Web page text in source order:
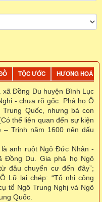
TỘC ƯỚC HƯƠNG HOẢ
xã Đồng Du huyện Bình Lục
- chưa rõ gốc. Phả họ Ô
Quốc, nhưng bà con
thể liên quan đến sự kiện
Trịnh năm 1600 nên dấu
anh ruột Ngô Đức Nhân -
Đồng Du. Gia phả họ Ngô
đâu chuyển cư đến đây”;
Lữ lại chép: “Tổ nhị công
tổ Ngô Trung Nghị và Ngô
Quốc.